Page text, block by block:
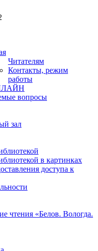
Читателям
Контакты, режим
работы
вопросы
зал
в картинках
доступа к
чтения «Белов. Вологда.